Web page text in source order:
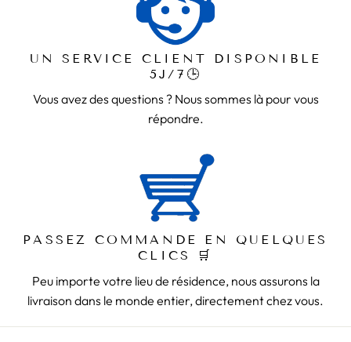
UN SERVICE CLIENT DISPONIBLE
5J/7🕒
Vous avez des questions ? Nous sommes là pour vous
répondre.
PASSEZ COMMANDE EN QUELQUES
CLICS 🛒
Peu importe votre lieu de résidence, nous assurons la
livraison dans le monde entier, directement chez vous.